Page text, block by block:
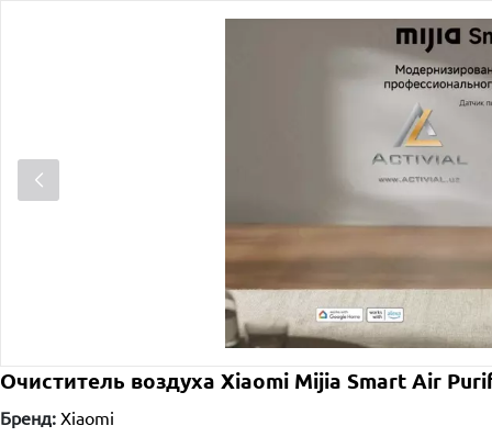
Очиститель воздуха Xiaomi Mijia Smart Air
Бренд: Xiaomi